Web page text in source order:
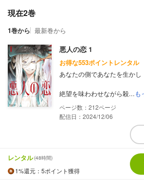
現在2巻
1巻から 最新巻から
悪人の恋 1
お得な553ポイントレンタル
あなたの側であなたを生かし
絶望を味わわせながら殺...も
212
配信日：2024/12/06
レンタル(48時間)
1%還元 ：5ポイント獲得